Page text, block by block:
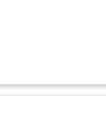
Revetement black
au conditionnement
1 000 vis>